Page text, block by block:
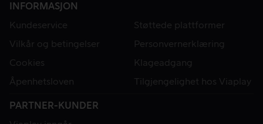
INFORMASJON
Kundeservice
Støttede plattformer
Vilkår og betingelser
Personvernerklæring
Cookies
Klageadgang
Åpenhetsloven
Tilgjengelighet hos Viaplay
PARTNER-KUNDER